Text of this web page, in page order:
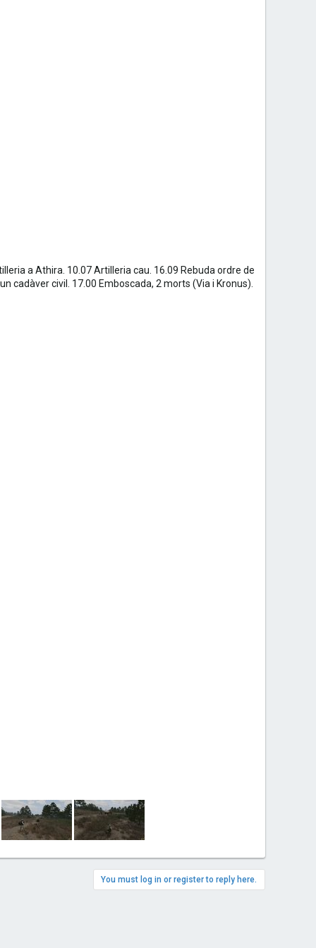
a Athira. 10.07 Artilleria cau. 16.09 Rebuda ordre de
cadàver civil. 17.00 Emboscada, 2 morts (Via i Kronus).
You must log in or register to reply here.